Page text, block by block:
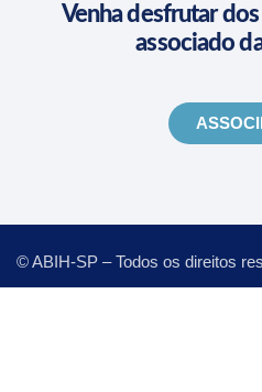
Venha desfrutar
associado
© ABIH-SP – Todos os direitos